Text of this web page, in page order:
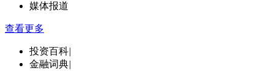
媒体报道
查看更多
投资百科|
金融词典|